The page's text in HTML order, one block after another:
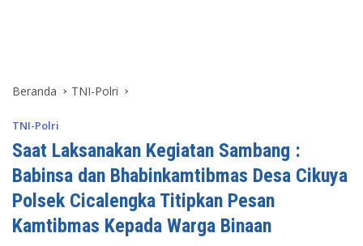
Beranda TNI-Polri
TNI-Polri
Saat Laksanakan Kegiatan Sambang :
Babinsa dan Bhabinkamtibmas Desa Cikuya
Polsek Cicalengka Titipkan Pesan
Kamtibmas Kepada Warga Binaan